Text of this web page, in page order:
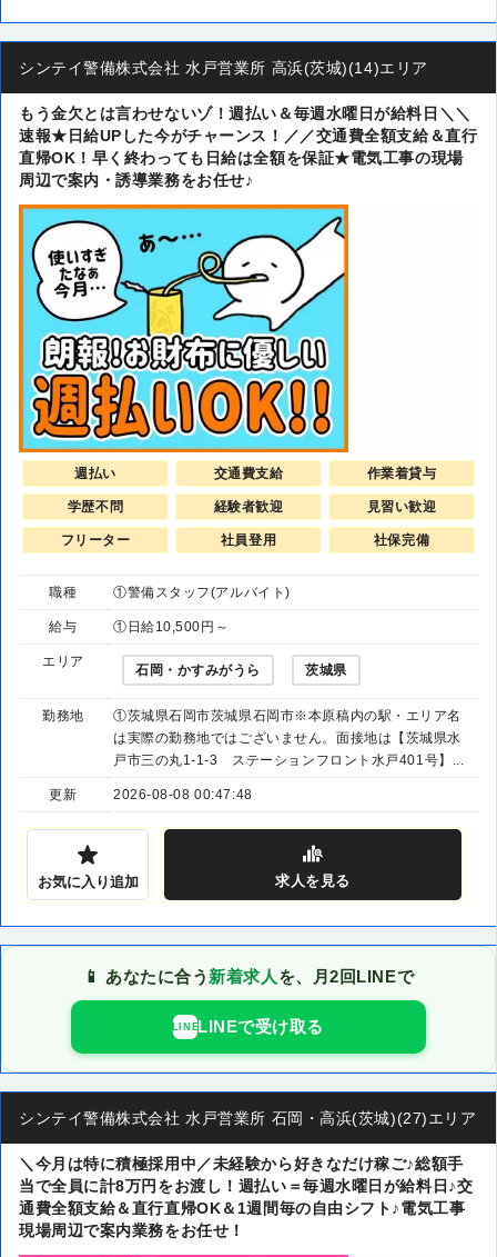
シンテイ警備株式会社 水戸営業所 高浜(茨城)(14)エリア
もう金欠とは言わせないゾ！週払い＆毎週水曜日が給料日＼＼
速報★日給UPした今がチャーンス！／／交通費全額支給＆直行
直帰OK！早く終わっても日給は全額を保証★電気工事の現場
周辺で案内・誘導業務をお任せ♪
週払い 交通費支給 作業着貸与
学歴不問 経験者歓迎 見習い歓迎
フリーター 社員登用 社保完備
職種 ①警備スタッフ(アルバイト)
給与 ①日給10,500円～
エリア
石岡・かすみがうら 茨城県
勤務地
①茨城県石岡市茨城県石岡市※本原稿内の駅・エリア名
は実際の勤務地ではございません。面接地は【茨城県水
戸市三の丸1-1-3 ステーションフロント水戸401号】...
更新 2026-08-08 00:47:48
お気に入り追加 求人 を見る
📱 あなたに合う 新着求人 を、月2回LINEで
LINELINEで受け取る
シンテイ警備株式会社 水戸営業所 石岡・高浜(茨城)(27)エリア
＼今月は特に積極採用中／未経験から好きなだけ稼ご♪総額手
当で全員に計8万円をお渡し！週払い＝毎週水曜日が給料日♪交
通費全額支給＆直行直帰OK＆1週間毎の自由シフト♪電気工事
現場周辺で案内業務をお任せ！